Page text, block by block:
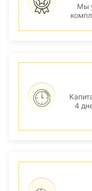
Мы
4